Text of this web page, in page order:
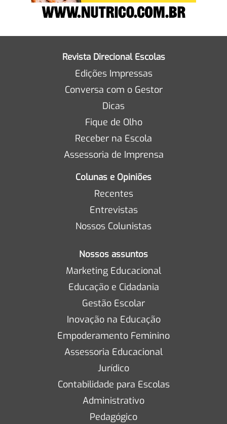
Revista Direcional Escolas
Edições Impressas
Conversa com o Gestor
Dicas
Fique de Olho
Receber na Escola
Assessoria de Imprensa
Colunas e Opiniões
Recentes
Entrevistas
Nossos Colunistas
Nossos assuntos
Marketing Educacional
Educação e Cidadania
Gestão Escolar
Inovação na Educação
Empoderamento Feminino
Assessoria Educacional
Jurídico
Contabilidade para Escolas
Administrativo
Pedagógico